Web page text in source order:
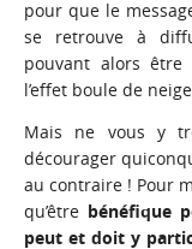
pour que le
se retrouve à
pouvant alors être
l’effet boule de
Mais ne vous y
décourager
au contraire ! Pour
qu’être bénéfique
peut et doit y